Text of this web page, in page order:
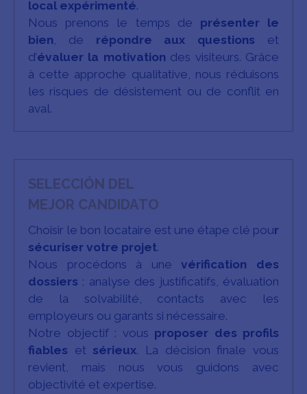
local expérimenté.
Nous prenons le temps de présenter le
bien , de répondre aux questions et
d’évaluer la motivation des visiteurs. Grâce
à cette approche qualitative, nous réduisons
les risques de désistement ou de conflit en
aval.
SELECCIÓN DEL
MEJOR CANDIDATO
Choisir le bon locataire est une étape clé pour
sécuriser votre projet.
Nous procédons à une vérification des
dossiers : analyse des justificatifs, évaluation
de la solvabilité, contacts avec les
employeurs ou garants si nécessaire.
Notre objectif : vous proposer des profils
fiables et sérieux. La décision finale vous
revient, mais nous vous guidons avec
objectivité et expertise.